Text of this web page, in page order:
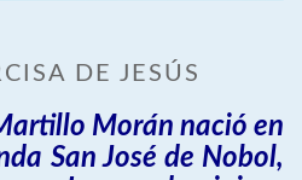
DE JESÚS
Morán nació en
San José de Nobol,